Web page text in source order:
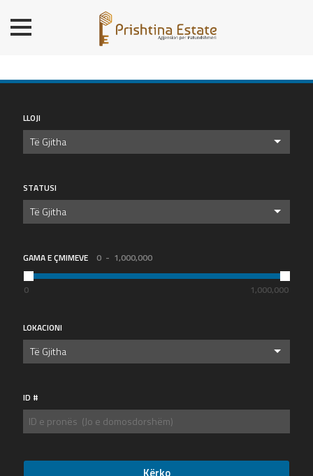
TROJE
OBJ. AFARISTE/DEPO
PREMIUM
KONTAKT
LLOJI
Të Gjitha
STATUSI
Të Gjitha
GAMA E ÇMIMEVE 0 1,000,000
0 1,000,000
LOKACIONI
Të Gjitha
ID #